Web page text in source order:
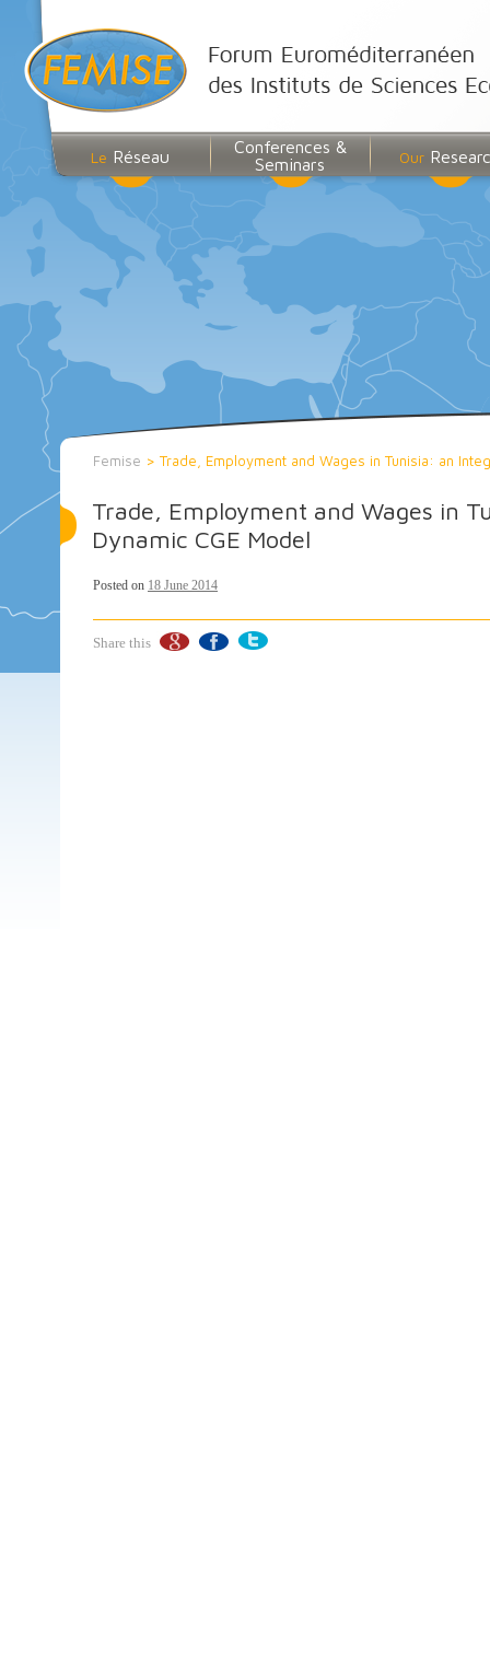
Le Réseau
Conferences &
Seminars
Our
Femise > Trade, Employment and Wages in Tunisia: an
Trade, Employment and Wages in
Dynamic CGE Model
Posted on 18 June 2014
Share this